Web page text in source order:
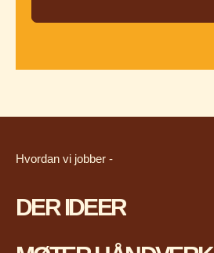
Hvordan vi jobber -
DER IDEER